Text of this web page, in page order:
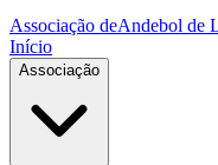
Associação deAndebol de
Início
Associação